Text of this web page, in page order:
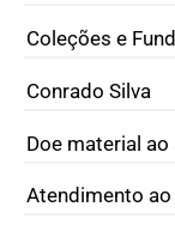
Coleções e
Conrado Silva
Doe material ao
Atendimento